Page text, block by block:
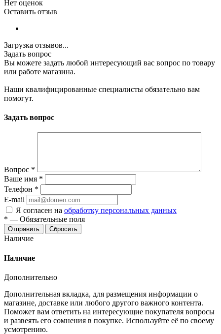
Нет оценок
Оставить отзыв
Загрузка отзывов...
Задать вопрос
Вы можете задать любой интересующий вас вопрос по товару
или работе магазина.
Наши квалифицированные специалисты обязательно вам
помогут.
Задать вопрос
Вопрос *
Ваше имя *
Телефон *
E-mail
Я согласен на обработку персональных данных
* — Обязательные поля
Отправить Сбросить
Наличие
Наличие
Дополнительно
Дополнительная вкладка, для размещения информации о
магазине, доставке или любого другого важного контента.
Поможет вам ответить на интересующие покупателя вопросы
и развеять его сомнения в покупке. Используйте её по своему
усмотрению.